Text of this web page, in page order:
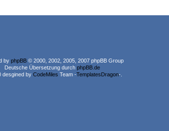
by phpBB © 2000, 2002, 2005, 2007 phpBB Group
Deutsche Übersetzung durch phpBB.de
desgined by CodeMiles Team -TemplatesDragon-.